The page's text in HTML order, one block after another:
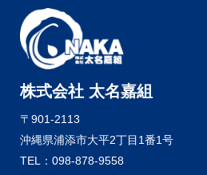
株式会社 太名嘉組
〒901-2113
沖縄県浦添市大平2丁目1番1号
TEL：098-878-9558